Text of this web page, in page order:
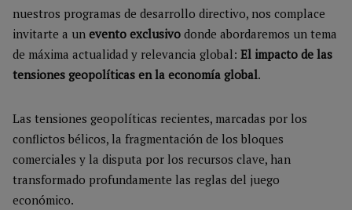
nuestros programas de desarrollo directivo, nos complace
invitarte a un evento exclusivo donde abordaremos un tema
de máxima actualidad y relevancia global: El impacto de las
tensiones geopolíticas en la economía global.
Las tensiones geopolíticas recientes, marcadas por los
conflictos bélicos, la fragmentación de los bloques
comerciales y la disputa por los recursos clave, han
transformado profundamente las reglas del juego
económico.